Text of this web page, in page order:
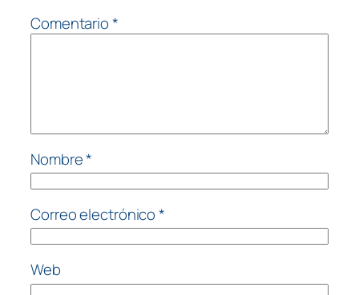
Comentario*
Nombre*
Correo electrónico*
Web